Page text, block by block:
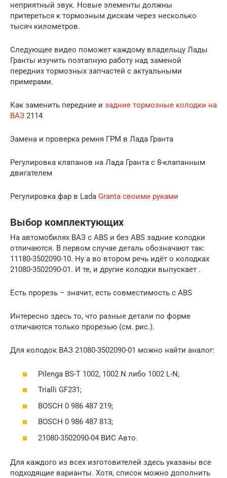
неприятный звук. Новые элементы должны
притереться к тормозным дискам через несколько
тысяч километров.
Следующее видео поможет каждому владельцу Лады
Гранты изучить поэтапную работу над заменой
передних тормозных запчастей с актуальными
примерами.
Как заменить передние и задние тормозные колодки на
ВАЗ 2114
Замена и проверка ремня ГРМ в Лада Гранта
Регулировка клапанов на Лада Гранта с 8-клапанным
двигателем
Регулировка фар в Lada Granta своими руками
Выбор комплектующих
На автомобилях ВАЗ с ABS и без ABS задние колодки
отличаются. В первом случае деталь обозначают так:
11180-3502090-10. Ну а во втором речь идёт о колодках
21080-3502090-01. И те, и другие колодки выпускает .
Есть прорезь – значит, есть совместимость с ABS
Интересно здесь то, что разные детали по форме
отличаются только прорезью (см. рис.).
Для колодок ВАЗ 21080-3502090-01 можно найти аналог:
Pilenga BS-T 1002, 1002 N либо 1002 L-N;
Trialli GF231;
BOSCH 0 986 487 219;
BOSCH 0 986 487 813;
21080-3502090-04 ВИС Авто.
Для каждого из всех изготовителей здесь указаны все
подходящие варианты. Хотя, список можно дополнить